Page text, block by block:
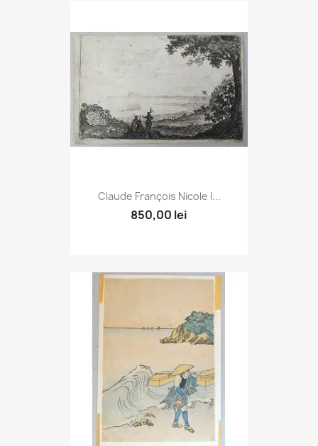
Claude François Nicole I...
850,00 lei